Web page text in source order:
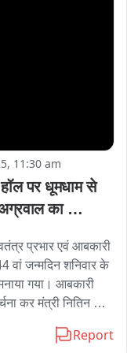
11:30 am
पर धूमधाम से
का
प्रभार एवं आबकारी
वां जन्मदिन शनिवार के
गया। आबकारी
कर मंत्री नितिन के
निषेध राज्यमंत्री Report